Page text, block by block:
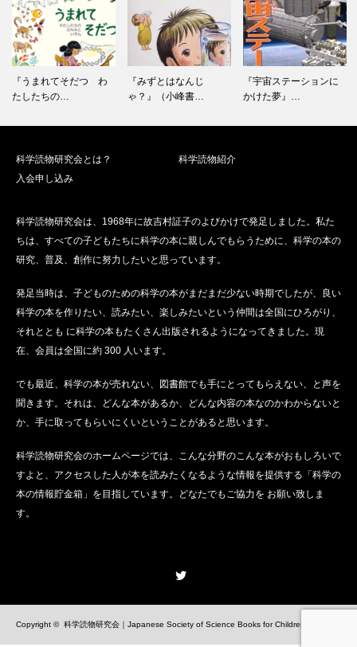
『うまれてそだつ わ
たしたちの…
『みずとはなんじ
ゃ？』（小峰書…
『宇宙ステーションに
かけた夢』…
科学読物研究会とは？
科学読物紹介
入会申し込み
科学読物研究会は、1968年に故吉村証子のよびかけで発足しました。私た
ちは、すべての子どもたちに科学の本に親しんでもらうために、科学の本の
研究、普及、創作に努力したいと思っています。
発足当時は、子どものための科学の本がまだまだ少ない時期でしたが、良い
科学の本を作りたい、読みたい、楽しみたいという仲間は全国にひろがり、
それととも に科学の本もたくさん出版されるようになってきました。現
在、会員は全国に約 300 人います。
でも最近、科学の本が売れない、図書館でも手にとってもらえない、と声を
聞きます。それは、どんな本があるか、どんな内容の本なのかわからないと
か、手に取ってもらいにくいということがあると思います。
科学読物研究会のホームページでは、こんな分野のこんな本がおもしろいで
すよと、アクセスした人が本を読みたくなるような情報を提供する「科学の
本の情報貯金箱」を目指しています。どなたでもご協力を お願い致しま
す。
Copyright © 科学読物研究会｜Japanese Society of Science Books for Children